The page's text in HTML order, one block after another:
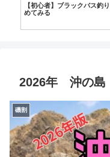
【初心者】ブラックバス釣
めてみる
2026年 沖の
磯割